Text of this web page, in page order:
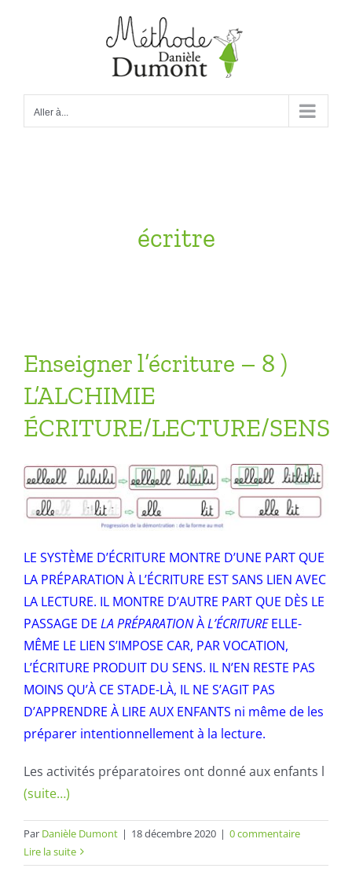
Aller à...
écritre
Enseigner l’écriture – 8 )
L’ALCHIMIE
ÉCRITURE/LECTURE/SENS
LE SYSTÈME D’ÉCRITURE MONTRE D’UNE PART QUE
LA PRÉPARATION À L’ÉCRITURE EST SANS LIEN AVEC
LA LECTURE. IL MONTRE D’AUTRE PART QUE DÈS LE
PASSAGE DE LA PRÉPARATIONÀL’ÉCRITUREELLE-
MÊME LE LIEN S’IMPOSE CAR, PAR VOCATION,
L’ÉCRITURE PRODUIT DU SENS. IL N’EN RESTE PAS
MOINS QU’À CE STADE-LÀ, IL NE S’AGIT PAS
D’APPRENDRE À LIRE AUX ENFANTS ni même de les
préparer intentionnellement à la lecture.
Les activités préparatoires ont donné aux enfants l
(suite…)
Par Danièle Dumont | 18 décembre 2020 | 0 commentaire
Lire la suite